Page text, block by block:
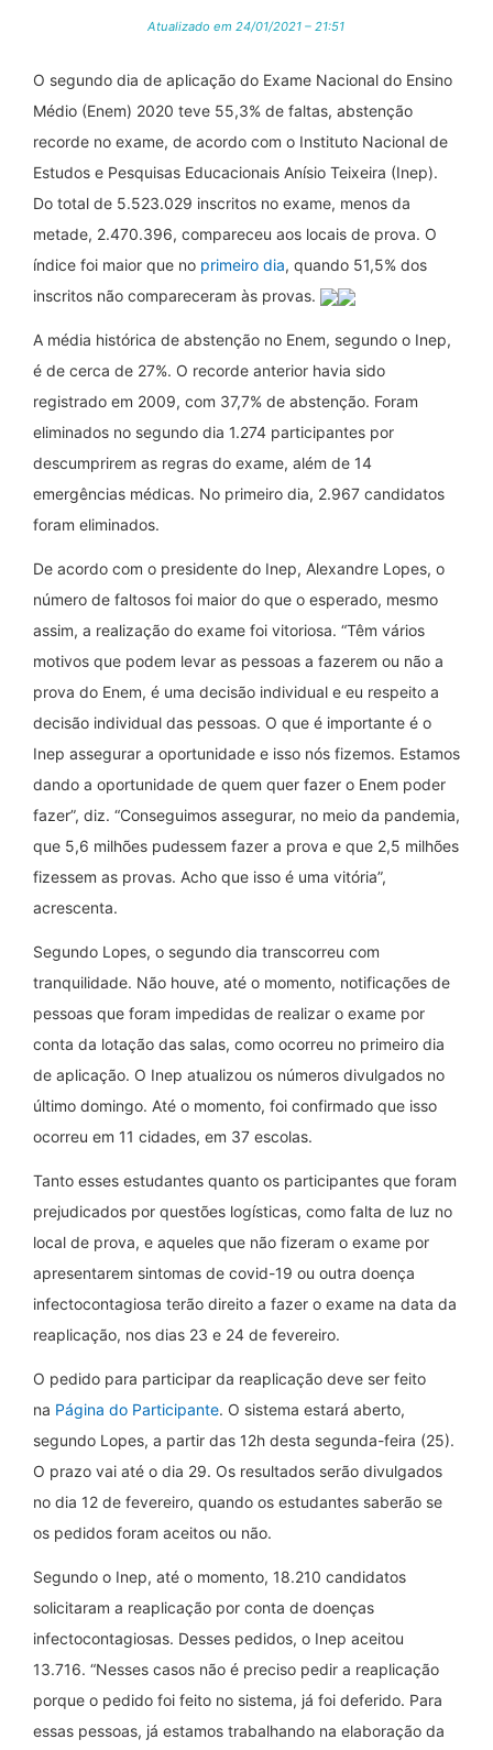
Atualizado em 24/01/2021 – 21:51
O segundo dia de aplicação do Exame Nacional do Ensino
Médio (Enem) 2020 teve 55,3% de faltas, abstenção
recorde no exame, de acordo com o Instituto Nacional de
Estudos e Pesquisas Educacionais Anísio Teixeira (Inep).
Do total de 5.523.029 inscritos no exame, menos da
metade, 2.470.396, compareceu aos locais de prova. O
índice foi maior que no primeiro dia, quando 51,5% dos
inscritos não compareceram às provas.
A média histórica de abstenção no Enem, segundo o Inep,
é de cerca de 27%. O recorde anterior havia sido
registrado em 2009, com 37,7% de abstenção. Foram
eliminados no segundo dia 1.274 participantes por
descumprirem as regras do exame, além de 14
emergências médicas. No primeiro dia, 2.967 candidatos
foram eliminados.
De acordo com o presidente do Inep, Alexandre Lopes, o
número de faltosos foi maior do que o esperado, mesmo
assim, a realização do exame foi vitoriosa. “Têm vários
motivos que podem levar as pessoas a fazerem ou não a
prova do Enem, é uma decisão individual e eu respeito a
decisão individual das pessoas. O que é importante é o
Inep assegurar a oportunidade e isso nós fizemos. Estamos
dando a oportunidade de quem quer fazer o Enem poder
fazer”, diz. “Conseguimos assegurar, no meio da pandemia,
que 5,6 milhões pudessem fazer a prova e que 2,5 milhões
fizessem as provas. Acho que isso é uma vitória”,
acrescenta.
Segundo Lopes, o segundo dia transcorreu com
tranquilidade. Não houve, até o momento, notificações de
pessoas que foram impedidas de realizar o exame por
conta da lotação das salas, como ocorreu no primeiro dia
de aplicação. O Inep atualizou os números divulgados no
último domingo. Até o momento, foi confirmado que isso
ocorreu em 11 cidades, em 37 escolas.
Tanto esses estudantes quanto os participantes que foram
prejudicados por questões logísticas, como falta de luz no
local de prova, e aqueles que não fizeram o exame por
apresentarem sintomas de covid-19 ou outra doença
infectocontagiosa terão direito a fazer o exame na data da
reaplicação, nos dias 23 e 24 de fevereiro.
O pedido para participar da reaplicação deve ser feito
na Página do Participante. O sistema estará aberto,
segundo Lopes, a partir das 12h desta segunda-feira (25).
O prazo vai até o dia 29. Os resultados serão divulgados
no dia 12 de fevereiro, quando os estudantes saberão se
os pedidos foram aceitos ou não.
Segundo o Inep, até o momento, 18.210 candidatos
solicitaram a reaplicação por conta de doenças
infectocontagiosas. Desses pedidos, o Inep aceitou
13.716. “Nesses casos não é preciso pedir a reaplicação
porque o pedido foi feito no sistema, já foi deferido. Para
essas pessoas, já estamos trabalhando na elaboração da